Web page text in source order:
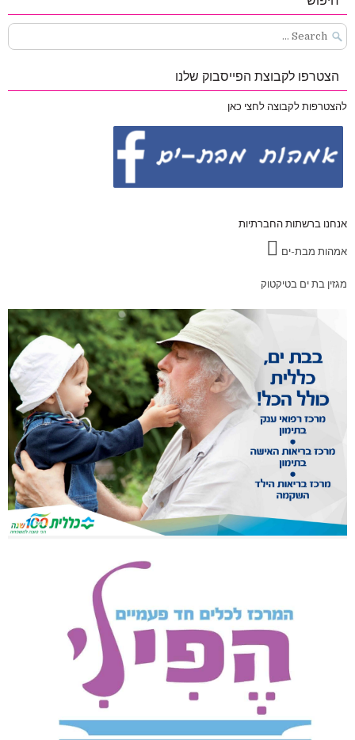
Search
for:
הצטרפו לקבוצת הפייסבוק שלנו
להצטרפות לקבוצה לחצי כאן
אנחנו ברשתות החברתיות
אמהות מבת-ים
מגזין בת ים בטיקטוק